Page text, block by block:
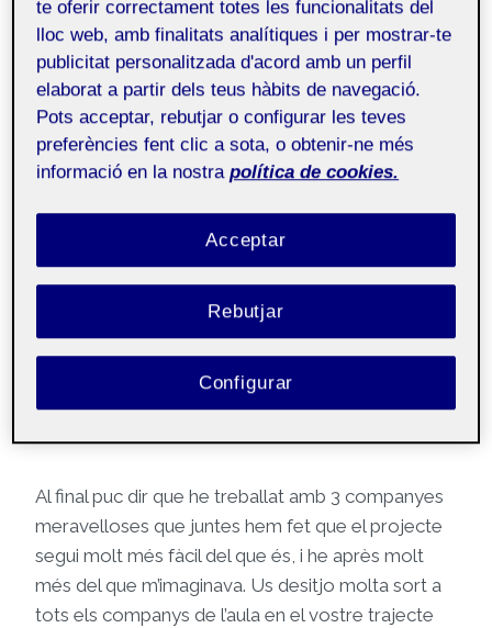
Hola a tothom, després d’aquests mesos, he de
dir que cada assignatura té el set recorregut i que
el d’aquesta assignatura ha sigut un gran repte per
mi, com també un gran aprenentatge.
aquesta assignatura i encara recordo l’angoixa que
em va entraral no saberdominar la plataforma.
Em va fer molta por treballar en grup de manera
telemàtica, com també quedar-me sense grup
per no saber com utilitzar bé la plataforma, del
Al final puc dir que he treballat amb 3 companyes
meravelloses que juntes hem fet que el projecte
segui molt més fàcil del que és, i he après molt
més del que m’imaginava. Us desitjo molta sort a
tots els companys de l’aula en el vostre trajecte
te oferir correctament totes les funcionalitats del
lloc web, amb finalitats analítiques i per mostrar-te
publicitat personalitzada d'acord amb un perfil
elaborat a partir dels teus hàbits de navegació.
Pots acceptar, rebutjar o configurar les teves
preferències fent clic a sota, o obtenir-ne més
informació en la nostra política de cookies.
Rebutjar
Acceptar
Configurar